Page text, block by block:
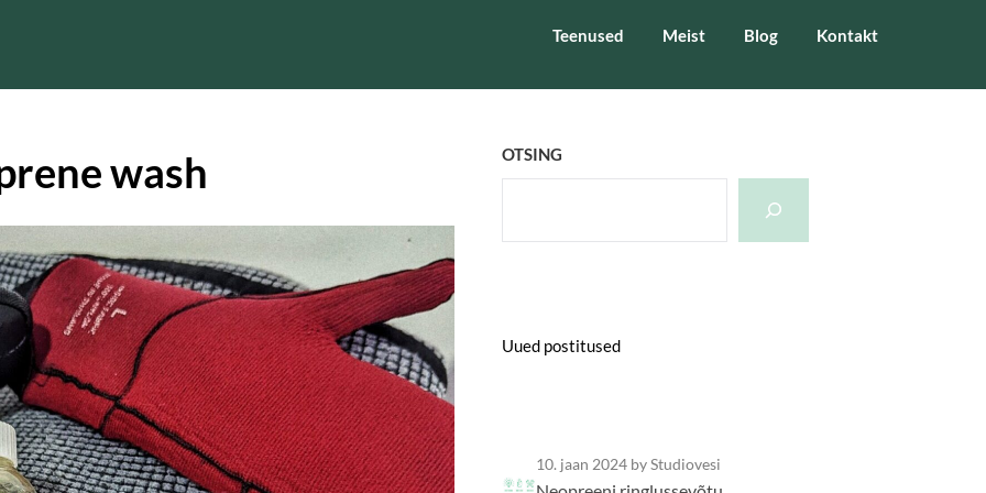
Teenused Meist Blog Kontakt
wash OTSING
Uued postitused
10. jaan 2024 by Studiovesi